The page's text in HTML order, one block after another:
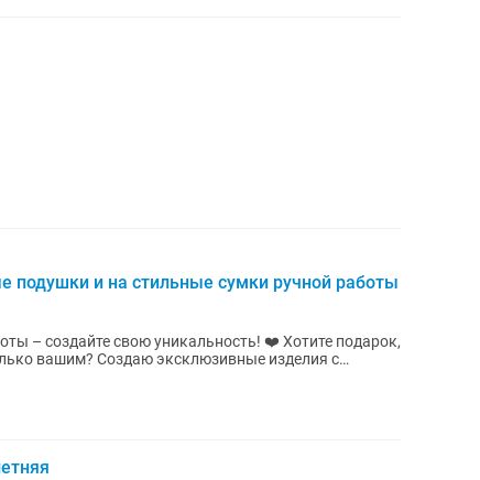
подушки и на стильные сумки ручной работы
свою уникальность! ❤️ Хотите подарок,
изделия с